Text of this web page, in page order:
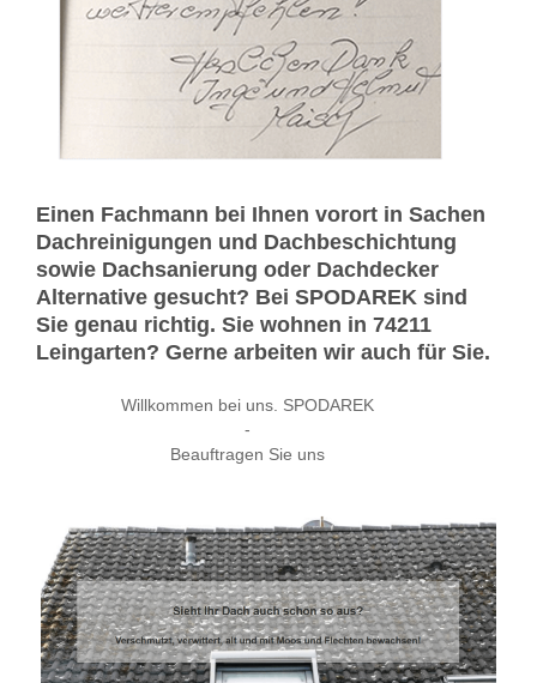
Einen Fachmann bei Ihnen vorort in Sachen
Dachreinigungen und Dachbeschichtung
sowie Dachsanierung oder Dachdecker
Alternative gesucht? Bei SPODAREK sind
Sie genau richtig. Sie wohnen in 74211
Leingarten? Gerne arbeiten wir auch für Sie.
Willkommen bei uns. SPODAREK
-
Beauftragen Sie uns